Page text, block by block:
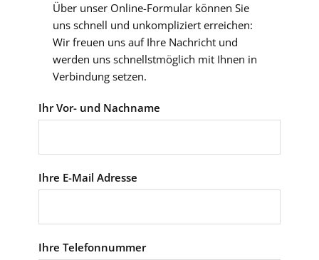
Über unser Online-Formular können Sie
uns schnell und unkompliziert erreichen:
Wir freuen uns auf Ihre Nachricht und
werden uns schnellstmöglich mit Ihnen in
Verbindung setzen.
Ihr Vor- und Nachname
Ihre E-Mail Adresse
Ihre Telefonnummer